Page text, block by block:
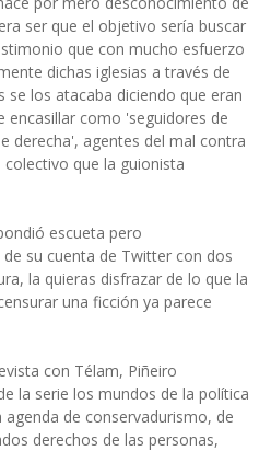
ser que el objetivo sería buscar
que con mucho esfuerzo
dichas iglesias a través de
se los atacaba diciendo que eran
encasillar como 'seguidores de
derecha', agentes del mal contra
que la guionista
escueta pero
su cuenta de Twitter con dos
la quieras disfrazar de lo que la
una ficción ya parece
con Télam, Piñeiro
la serie los mundos de la política
de conservadurismo, de
derechos de las personas,